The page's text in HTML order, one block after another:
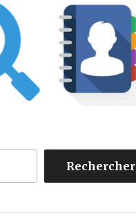
Rechercher